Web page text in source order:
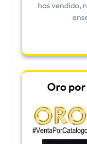
has vendido,
Oro